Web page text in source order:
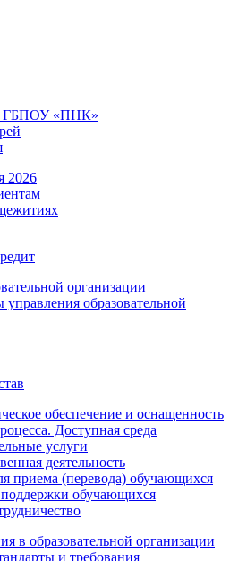
ГБПОУ «ПНК»
2026
организации
образовательной
обеспечение и оснащенность
Доступная среда
услуги
деятельность
приема (перевода) обучающихся
обучающихся
в образовательной организации
и требования